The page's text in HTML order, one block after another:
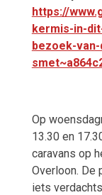
https://
kermis-in-
bezoek-
Op
13.30 en
caravans op
Overloon. De
iets